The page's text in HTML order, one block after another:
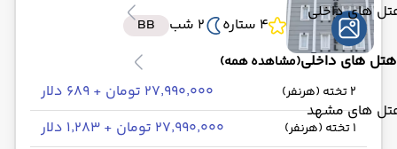
های داخلی
هتل های داخلی(مشاهده همه)
های مشهد
4 ستاره
2 شب BB
2 تخته (هرنفر) ۲۷٬۹۹۰٬۰۰۰ تومان + ۶۸۹ دلار
1 تخته (هرنفر) ۲۷٬۹۹۰٬۰۰۰ تومان + ۱٬۲۸۳ دلار